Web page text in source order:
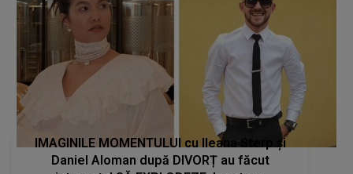
IMAGINILE MOMENTULUI cu Ileana Sterp și
Daniel Aloman după DIVORȚ au făcut